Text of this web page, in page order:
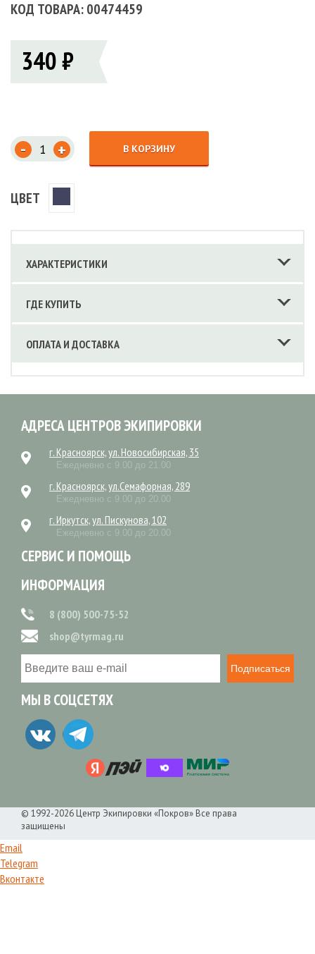
КОД ТОВАРА: 00474459
340 ₽
- + В КОРЗИНУ
ЦВЕТ
ХАРАКТЕРИСТИКИ
ГДЕ КУПИТЬ
ОПЛАТА И ДОСТАВКА
АДРЕСА ЦЕНТРОВ ЭКИПИРОВКИ
г. Красноярск, ул. Новосибирская, 35
Ежедневно с 9.00 до 21.00
г. Красноярск, ул.Семафорная, 289
Ежедневно с 9.00 до 20.00
г. Иркутск, ул. Пискунова, 102
Ежедневно с 9.00 до 20.00
СЕРВИС И ПОМОЩЬ
ИНФОРМАЦИЯ
8 (800) 500-75-52
shop@tyrmag.ru
Подписаться
МЫ В СОЦСЕТЯХ
© 1992-2026 Центр Экипировки «Покров» Все права
защищены
Email
Telegram
Вконтакте